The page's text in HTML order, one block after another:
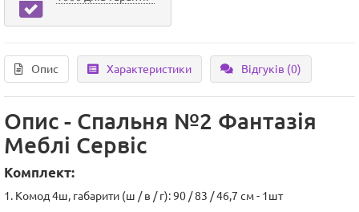
Опис Характеристики Відгуків (0)
Опис - Спальня №2 Фантазія
Меблі Сервіс
Комплект:
1. Комод 4ш, габарити (ш / в / г): 90 / 83 / 46,7 см - 1шт